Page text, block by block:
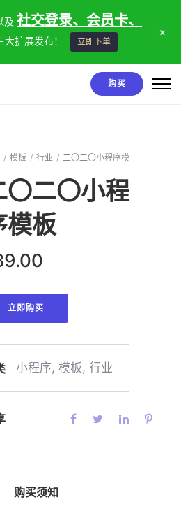
购买
/ 模板 / 行业 / 二〇二〇小程序模
〇二〇小程
模板
立即购买
小程序, 模板, 行业
购买须知
及 社交登录、会员卡、
大扩展发布！ 立即下单
+